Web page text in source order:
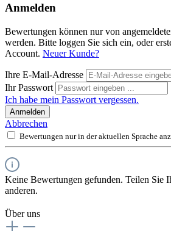
Anmelden
Bewertungen können nur von
werden. Bitte loggen Sie sich ein, oder
Account. Neuer Kunde?
Ihre E-Mail-Adresse
Ihr Passwort
Ich habe mein Passwort vergessen.
Anmelden
Abbrechen
Bewertungen nur in der aktuellen Sprache
Keine Bewertungen gefunden. Teilen Sie
anderen.
Über uns